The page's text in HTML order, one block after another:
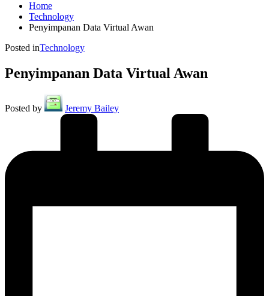
Home
Technology
Penyimpanan Data Virtual Awan
Posted inTechnology
Penyimpanan Data Virtual Awan
Posted by Jeremy Bailey